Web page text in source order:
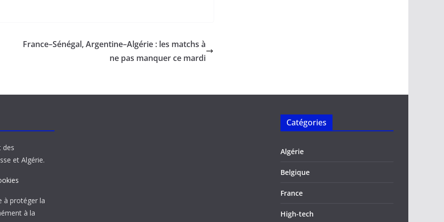
France–Sénégal, Argentine–Algérie : les matchs à
ne pas manquer ce mardi
des
et Algérie.
à protéger la
à la
Catégories
Algérie
Belgique
France
High-tech